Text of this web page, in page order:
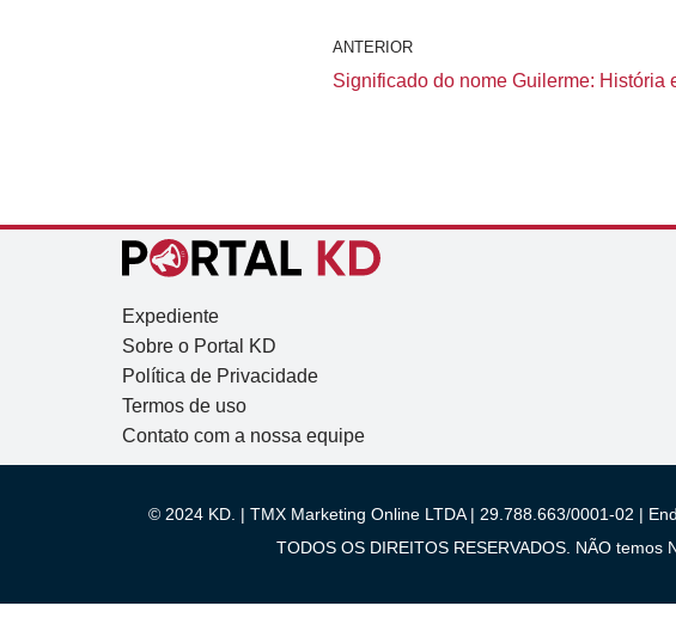
ANTERIOR
Significado do nome Guilerme: História
Expediente
Sobre o Portal KD
Política de Privacidade
Termos de uso
Contato com a nossa equipe
© 2024 KD. | TMX Marketing Online LTDA | 29.788.663/0001-02 |
TODOS OS DIREITOS RESERVADOS. NÃO